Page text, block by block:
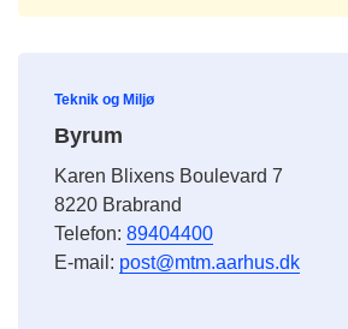
Teknik og Miljø
Byrum
Karen Blixens Boulevard 7
8220 Brabrand
Telefon: 89404400
E-mail: post@mtm.aarhus.dk